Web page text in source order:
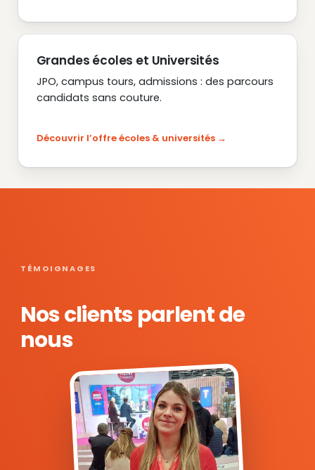
Grandes écoles et Universités
JPO, campus tours, admissions : des parcours
candidats sans couture.
Découvrir l’offre écoles & universités
TÉMOIGNAGES
Nos clients parlent de
nous